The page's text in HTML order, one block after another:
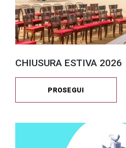
CHIUSURA ESTIVA 2026
PROSEGUI